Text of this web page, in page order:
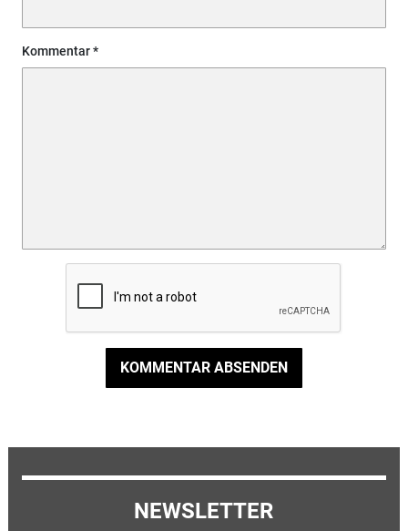
Kommentar
KOMMENTAR ABSENDEN
NEWSLETTER